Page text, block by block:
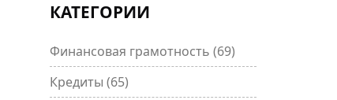
КАТЕГОРИИ
Финансовая грамотность (69)
Кредиты (65)